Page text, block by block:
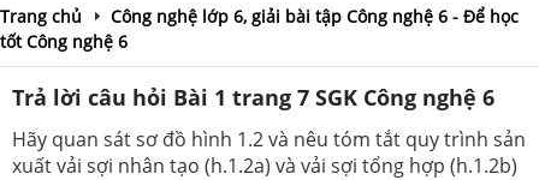
Trang chủ
Công nghệ lớp 6, giải bài tập Công nghệ 6 - Để học
tốt Công nghệ 6
Trả lời câu hỏi Bài 1 trang 7 SGK Công nghệ 6
Hãy quan sát sơ đồ hình 1.2 và nêu tóm tắt quy trình sản
xuất vải sợi nhân tạo (h.1.2a) và vải sợi tổng hợp (h.1.2b)